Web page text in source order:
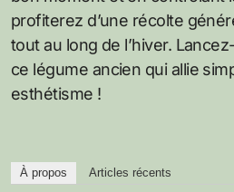
profiterez d’une récolte
tout au long de l’hiver.
ce légume ancien qui allie
esthétisme !
À propos Articles récents